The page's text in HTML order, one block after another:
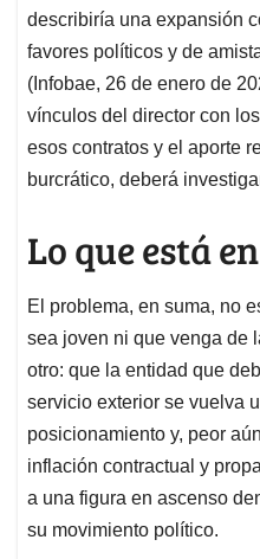
describiría una expansión
favores políticos y de
(Infobae, 26 de enero de
vínculos del director con
esos contratos y el aporte
burcrático, deberá
Lo que está
El problema, en suma, no
sea joven ni que venga de
otro: que la entidad que
servicio exterior se vuelva
posicionamiento y, peor
inflación contractual y
a una figura en ascenso
su movimiento político.